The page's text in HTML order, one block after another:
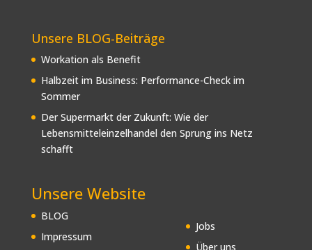
Unsere BLOG-Beiträge
Workation als Benefit
Halbzeit im Business: Performance-Check im
Sommer
Der Supermarkt der Zukunft: Wie der
Lebensmitteleinzelhandel den Sprung ins Netz
schafft
Unsere Website
BLOG
Impressum
Jobs
Über uns